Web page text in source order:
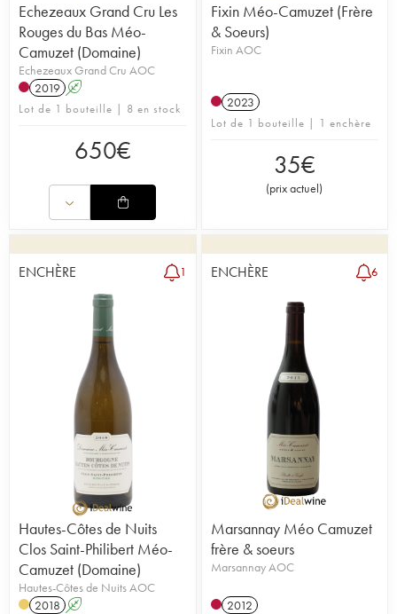
Echezeaux Grand Cru Les
Rouges du Bas Méo-
Camuzet (Domaine)
Echezeaux Grand Cru AOC
2019 A
Lot de 1 bouteille | 8 en stock
650€
Fixin Méo-Camuzet (Frère
& Soeurs)
Fixin AOC
2023
Lot de 1 bouteille | 1 enchère
35€
(prix actuel)
ENCHÈRE 1
Hautes-Côtes de Nuits
Clos Saint-Philibert Méo-
Camuzet (Domaine)
Hautes-Côtes de Nuits AOC
2018 A
ENCHÈRE 6
Marsannay Méo Camuzet
frère & soeurs
Marsannay AOC
2012